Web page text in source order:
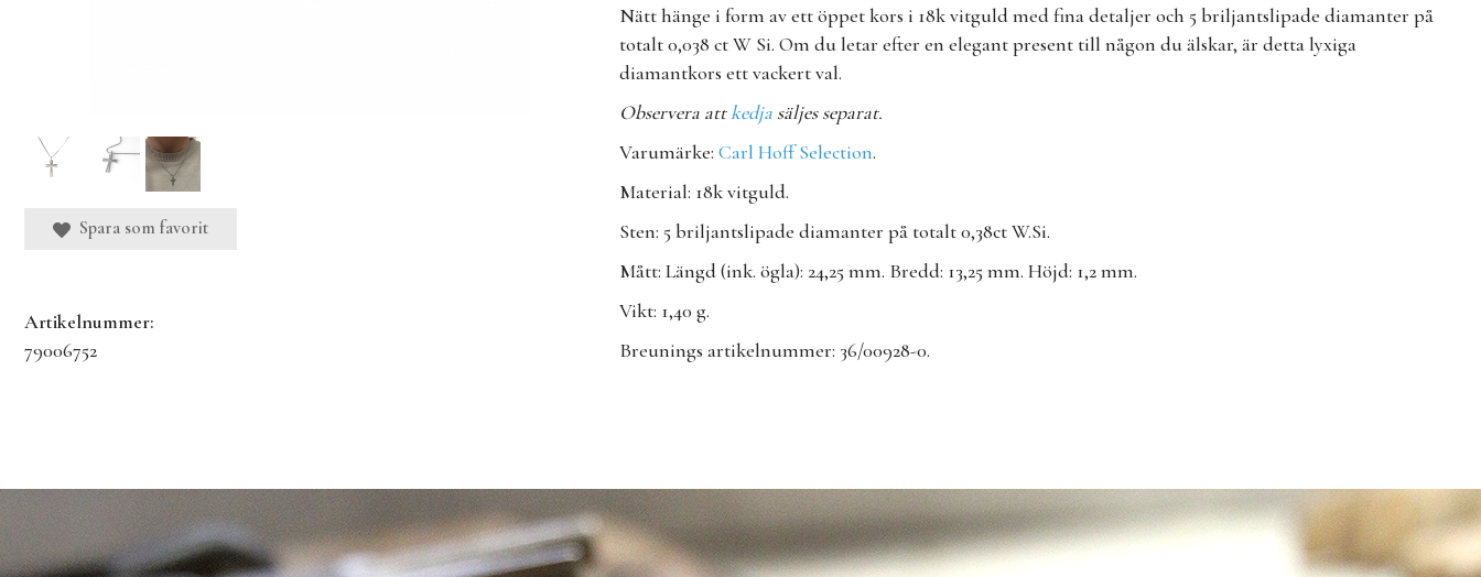
Nätt hänge i form av ett öppet kors i 18k vitguld med fina detaljer och 5 briljantslipade diamanter på
totalt 0,038 ct W Si. Om du letar efter en elegant present till någon du älskar, är detta lyxiga
diamantkors ett vackert val.
Observera attkedja säljes separat.
Varumärke: Carl Hoff Selection.
Material: 18k vitguld.
Sten: 5 briljantslipade diamanter på totalt 0,38ct W.Si.
Mått: Längd (ink. ögla): 24,25 mm. Bredd: 13,25 mm. Höjd: 1,2 mm.
Vikt: 1,40 g.
Breunings artikelnummer: 36/00928-0.
Spara som favorit
Artikelnummer:
79006752